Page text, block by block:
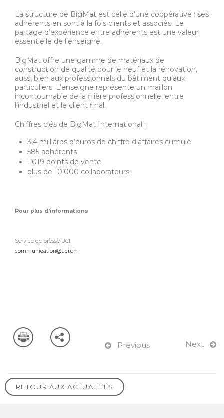
La structure de BigMat est celle d’une coopérative : ses
adhérents en sont à la fois clients et associés. Le
partage d’expérience entre adhérents est une valeur
essentielle de l’enseigne.
BigMat offre une gamme de matériaux de
construction de qualité pour le neuf et la rénovation,
aussi bien aux professionnels du bâtiment qu’aux
particuliers. L’enseigne représente un maillon
incontournable de la filière professionnelle, entre
l’industriel et le client final.
Chiffres clés de BigMat International :
3,4 milliards d’euros de chiffre d’affaires cumulé
585 adhérents
1’019 points de vente
plus de 10’000 collaborateurs.
Pour plus d’informations
Service de presse UCI
communication@uci.ch
RETOUR AUX ACTUALITÉS
Previous Next